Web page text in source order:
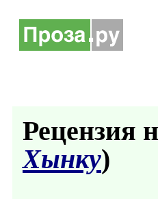
Рецензия
Хынку)